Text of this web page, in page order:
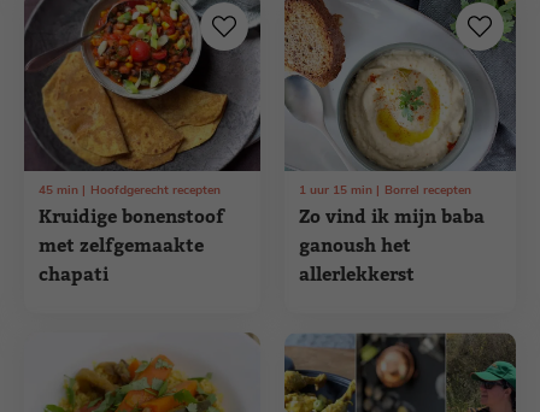
Kruidige bonenstoof
met zelfgemaakte
chapati
45 min Hoofdgerecht recepten
Zo vind ik mijn baba
ganoush het
allerlekkerst
1 uur 15 min Borrel recepten